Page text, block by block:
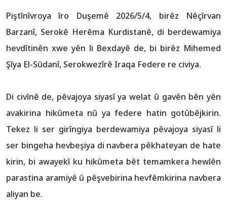
Piştînîvroya îro Duşemê 2026/5/4, birêz Nêçîrvan
Barzanî, Serokê Herêma Kurdistanê, di berdewamiya
hevdîtinên xwe yên li Bexdayê de, bi birêz Mihemed
Şîya El-Sûdanî, Serokwezîrê Iraqa Federe re civiya.
Di civînê de, pêvajoya siyasî ya welat û gavên bên yên
avakirina hikûmeta nû ya federe hatin gotûbêjkirin.
Tekez li ser girîngiya berdewamiya pêvajoya siyasî li
ser bingeha hevbeşiya di navbera pêkhateyan de hate
kirin, bi awayekî ku hikûmeta bêt temamkera hewlên
parastina aramiyê û pêşvebirina hevfêmkirina navbera
aliyan be.